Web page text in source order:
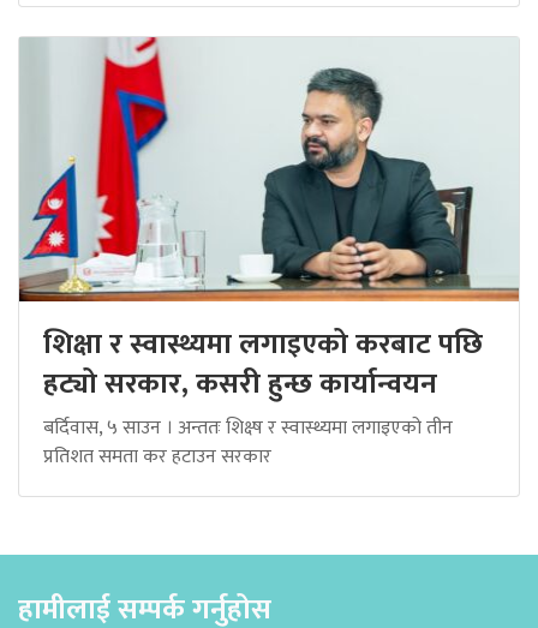
शिक्षा र स्वास्थ्यमा लगाइएको करबाट पछि
हट्यो सरकार, कसरी हुन्छ कार्यान्वयन
बर्दिवास, ५ साउन । अन्ततः शिक्ष्ष र स्वास्थ्यमा लगाइएको तीन
प्रतिशत समता कर हटाउन सरकार
हामीलाई सम्पर्क गर्नुहोस